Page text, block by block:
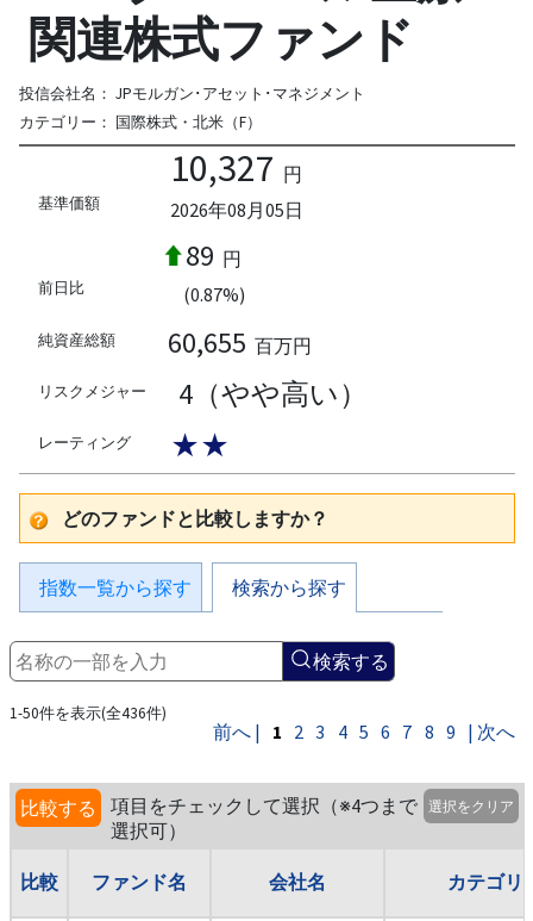
関連株式ファンド
投信会社名： JPモルガン･アセット･マネジメント
カテゴリー： 国際株式・北米（F）
基準価額
10,327 円
2026年08月05日
前日比
89 円
(0.87%)
純資産総額 60,655 百万円
リスクメジャー 4（やや高い）
レーティング ★★
どのファンドと比較しますか？
指数一覧から探す 検索から探す
検索する
1-50件を表示(全436件)
前へ | 1 2 3 4 5 6 7 8 9 | 次へ
比較する
項目をチェックして選択（※4つまで
選択可）
選択をクリア
比較 ファンド名 会社名 カテゴリ